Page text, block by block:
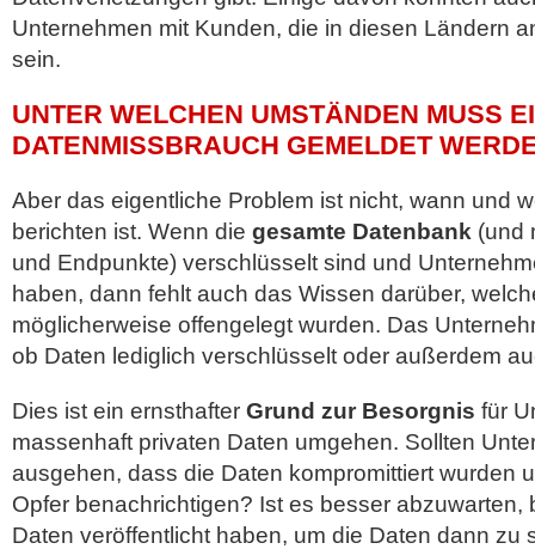
Unternehmen mit Kunden, die in diesen Ländern
sein.
UNTER WELCHEN UMSTÄNDEN MUSS
DATENMISSBRAUCH GEMELDET
Aber das eigentliche Problem ist nicht, wann und
berichten ist. Wenn die gesamte Datenbank (und
und Endpunkte) verschlüsselt sind und
haben, dann fehlt auch das Wissen darüber,
möglicherweise offengelegt wurden. Das
ob Daten lediglich verschlüsselt oder außerdem
Dies ist ein ernsthafter Grund zur Besorgnis für
massenhaft privaten Daten umgehen. Sollten
ausgehen, dass die Daten kompromittiert wurden
Opfer benachrichtigen? Ist es besser abzuwarten,
Daten veröffentlicht haben, um die Daten dann zu